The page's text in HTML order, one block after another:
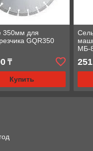
350мм для
GQR350
₸
Купить
МБ-